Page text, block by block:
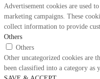
Advertisement cookies are used
marketing campaigns. These
collect information to provide
Others
Others
Other uncategorized cookies are
been classified into a category as